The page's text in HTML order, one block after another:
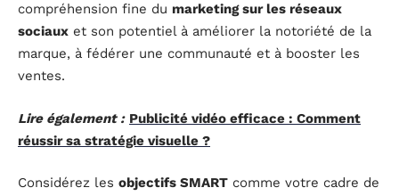
compréhension fine du marketing sur les réseaux
sociaux et son potentiel à améliorer la notoriété de la
marque, à fédérer une communauté et à booster les
ventes.
Lire également : Publicité vidéo efficace : Comment
réussir sa stratégie visuelle ?
Considérez les objectifs SMART comme votre cadre de